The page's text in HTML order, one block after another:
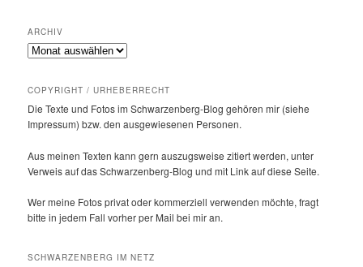
ARCHIV
Archiv
COPYRIGHT / URHEBERRECHT
Die Texte und Fotos im Schwarzenberg-Blog gehören mir (siehe
Impressum) bzw. den ausge­wie­senen Personen.
Aus meinen Texten kann gern auszugs­weise zitiert werden, unter
Verweis auf das Schwarzenberg-Blog und mit Link auf diese Seite.
Wer meine Fotos privat oder kommer­ziell verwenden möchte, fragt
bitte in jedem Fall vorher per Mail bei mir an.
SCHWARZENBERG IM NETZ